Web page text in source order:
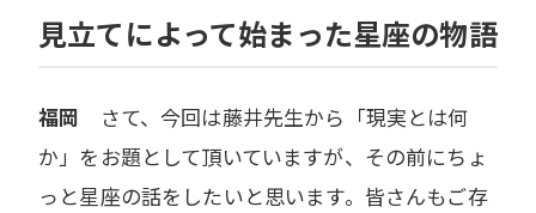
見立てによって始まった星座の物語
福岡 さて、今回は藤井先生から「現実とは何
か」をお題として頂いていますが、その前にちょ
っと星座の話をしたいと思います。皆さんもご存